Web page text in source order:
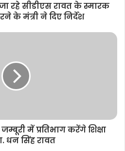
रहे सीडीएस रावत के स्मारक
के मंत्री ने दिए निर्देश
जम्बूरी में प्रतिभाग करेंगे शिक्षा
धन सिंह रावत